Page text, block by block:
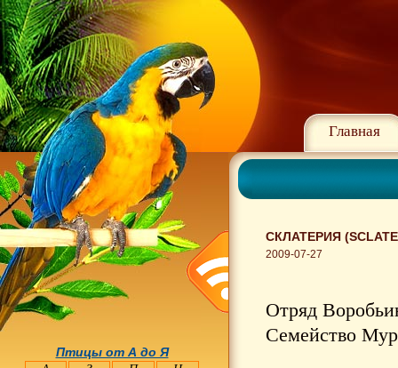
Главная
СКЛАТЕРИЯ
2009-07-27
Отряд
Семейство
Птицы от А до Я